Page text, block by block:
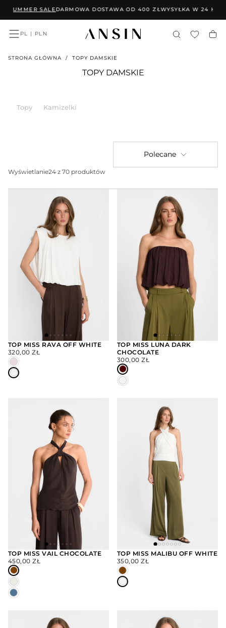
PRZEJDŹ
TREŚCI
SUMMER SALEDARMOWA DOSTAWA OD 400 ZŁWYSYŁKA W 24 H
PL | PLN
STRONA GŁÓWNA / TOPY DAMSKIE
TOPY DAMSKIE
Topy Kamizelki
Polecane
Wyświetlanie24 z 70 produktów
WYBIERZ
OPCJE
TOP MISS RAVA OFF WHITE
CENA
REGULARNA
320,00 ZŁ WYBIERZ
OPCJE
TOP MISS LUNA DARK
CHOCOLATE
CENA
REGULARNA
300,00 ZŁ
WYBIERZ
OPCJE
TOP MISS VAIL CHOCOLATE
CENA
REGULARNA
450,00 ZŁ WYBIERZ
OPCJE
TOP MISS MALIBU OFF WHITE
CENA
REGULARNA
350,00 ZŁ